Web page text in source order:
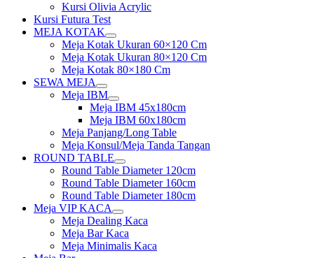
Kursi Olivia Acrylic
Kursi Futura Test
MEJA KOTAK
Show
sub
menu
Meja Kotak Ukuran 60×120 Cm
Meja Kotak Ukuran 80×120 Cm
Meja Kotak 80×180 Cm
SEWA MEJA
Show
sub
menu
Meja IBM
Show
sub
menu
Meja IBM 45x180cm
Meja IBM 60x180cm
Meja Panjang/Long Table
Meja Konsul/Meja Tanda Tangan
ROUND TABLE
Show
sub
menu
Round Table Diameter 120cm
Round Table Diameter 160cm
Round Table Diameter 180cm
Meja VIP KACA
Show
sub
menu
Meja Dealing Kaca
Meja Bar Kaca
Meja Minimalis Kaca